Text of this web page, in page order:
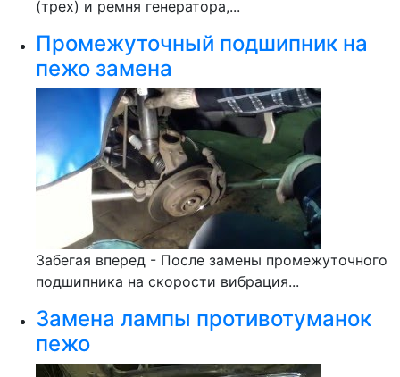
(трех) и ремня генератора,...
Промежуточный подшипник на
пежо замена
Забегая вперед - После замены промежуточного
подшипника на скорости вибрация...
Замена лампы противотуманок
пежо